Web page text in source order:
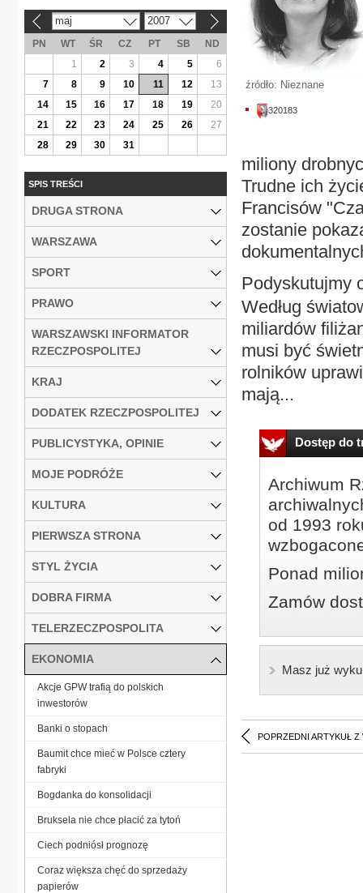
źródło: Nieznane
320183
miliony
Trudne ich
Francisów
zostanie
Podyskutujmy
Według
miliardów
musi być
rolników
mają...
Dostęp do
Archiwum
od 1993
Ponad
Zamów
Masz już
POPRZEDNI ARTYKUŁ Z
maj 2007
PN WT ŚR CZ PT SB
ND
1
2 3 4 5
6
7
8 9 10 11 12
13
14
15 16 17 18 19
20
21
22 23 24 25 26
27
28
29 30 31
SPIS TREŚCI
DRUGA STRONA
WARSZAWA
SPORT
PRAWO
WARSZAWSKI INFORMATOR
RZECZPOSPOLITEJ
KRAJ
DODATEK RZECZPOSPOLITEJ
PUBLICYSTYKA, OPINIE
MOJE PODRÓŻE
KULTURA
PIERWSZA STRONA
STYL ŻYCIA
DOBRA FIRMA
TELERZECZPOSPOLITA
EKONOMIA
Akcje GPW trafią do polskich
inwestorów
Banki o stopach
Baumit chce mieć w Polsce cztery
fabryki
Bogdanka do konsolidacji
Bruksela nie chce płacić za tytoń
Ciech podniósł prognozę
Coraz większa chęć do sprzedaży
papierów